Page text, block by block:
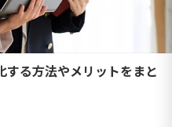
る方法やメリットをまと